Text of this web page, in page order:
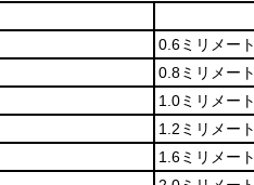
0.6ミリメー
0.8ミリメー
1.0ミリメー
1.2ミリメー
1.6ミリメー